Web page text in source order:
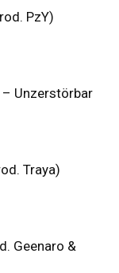
PzY)
Unzerstörbar
Traya)
Geenaro &